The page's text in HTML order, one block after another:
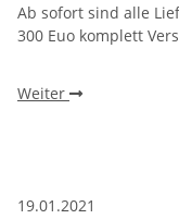
Ab sofort sind alle
300 Euo komplett
Weiter
19.01.2021